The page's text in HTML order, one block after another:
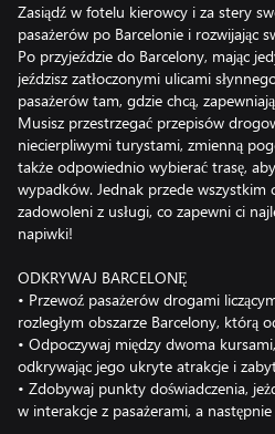
Zasiądź w fotelu kierowcy i za stery
pasażerów po Barcelonie i rozwijając
Po przyjeździe do Barcelony, mając
jeździsz zatłoczonymi ulicami
pasażerów tam, gdzie chcą,
Musisz przestrzegać przepisów
niecierpliwymi turystami, zmienną
także odpowiednio wybierać trasę,
wypadków. Jednak przede
zadowoleni z usługi, co zapewni ci
napiwki!
ODKRYWAJ BARCELONĘ
• Przewoź pasażerów drogami
rozległym obszarze Barcelony, którą
• Odpoczywaj między dwoma
odkrywając jego ukryte atrakcje i
• Zdobywaj punkty doświadczenia,
w interakcje z pasażerami, a